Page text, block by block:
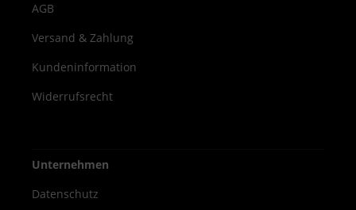
AGB
Versand & Zahlung
Kundeninformation
Widerrufsrecht
Unternehmen
Datenschutz